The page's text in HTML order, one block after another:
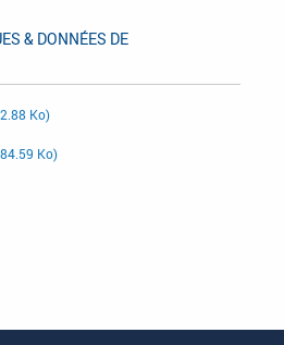
& DONNÉES DE
Ko)
Ko)